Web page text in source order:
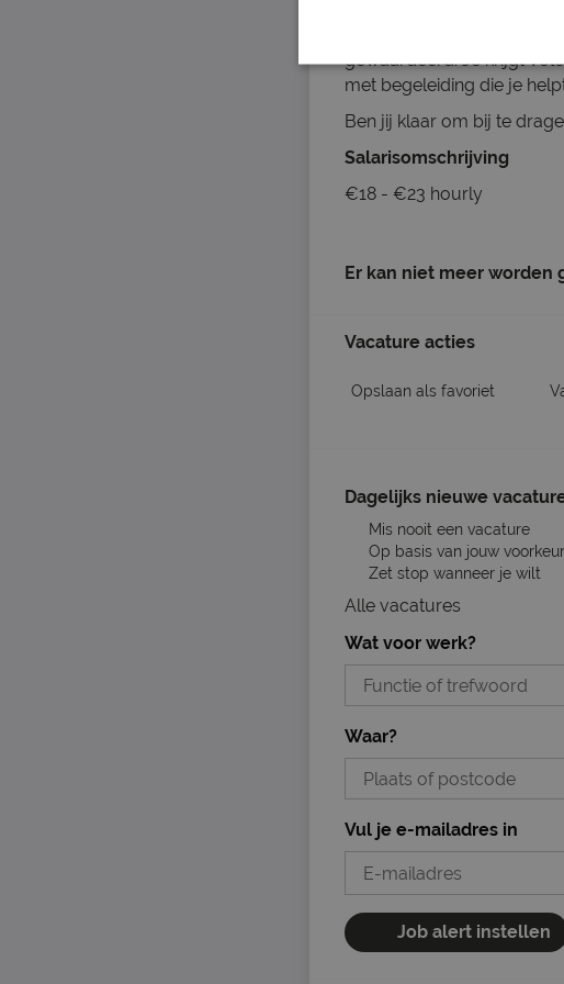
Bij DUO werk je in een
gewaardeerd. Je krijgt
met begeleiding die je
Ben jij klaar om bij te
Salarisomschrijving
€18 - €23 hourly
Er kan niet meer worden
Vacature acties
Opslaan als favoriet
Dagelijks nieuwe
Mis nooit een vacature
Op basis van jouw
Zet stop wanneer je wilt
Alle vacatures
Wat voor werk?
Waar?
Vul je e-mailadres in
Job alert instellen